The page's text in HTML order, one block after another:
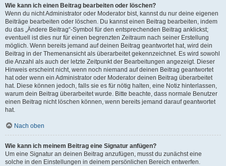
Wie kann ich einen Beitrag bearbeiten oder löschen?
Wenn du nicht Administrator oder Moderator bist, kannst du nur deine eigenen
Beiträge bearbeiten oder löschen. Du kannst einen Beitrag bearbeiten, indem
du das „Ändere Beitrag“-Symbol für den entsprechenden Beitrag anklickst;
eventuell ist dies nur für einen begrenzten Zeitraum nach seiner Erstellung
möglich. Wenn bereits jemand auf deinen Beitrag geantwortet hat, wird dein
Beitrag in der Themenansicht als überarbeitet gekennzeichnet. Es wird sowohl
die Anzahl als auch der letzte Zeitpunkt der Bearbeitungen angezeigt. Dieser
Hinweis erscheint nicht, wenn noch niemand auf deinen Beitrag geantwortet
hat oder wenn ein Administrator oder Moderator deinen Beitrag überarbeitet
hat. Diese können jedoch, falls sie es für nötig halten, eine Notiz hinterlassen,
warum dein Beitrag überarbeitet wurde. Bitte beachte, dass normale Benutzer
einen Beitrag nicht löschen können, wenn bereits jemand darauf geantwortet
hat.
Nach oben
Wie kann ich meinem Beitrag eine Signatur anfügen?
Um eine Signatur an deinen Beitrag anzufügen, musst du zunächst eine
solche in den Einstellungen in deinem persönlichen Bereich entwerfen.